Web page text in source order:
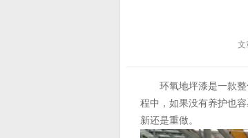
文
环氧地坪漆是一款
程中，如果没有养护也
新还是重做。